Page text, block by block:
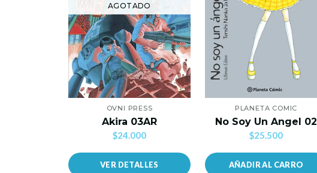
AGOTADO
OVNI PRESS
Akira 03AR
$24.000
VER DETALLES
PLANETA COMIC
No Soy Un Angel 02
$25.500
AÑADIR AL CARRO